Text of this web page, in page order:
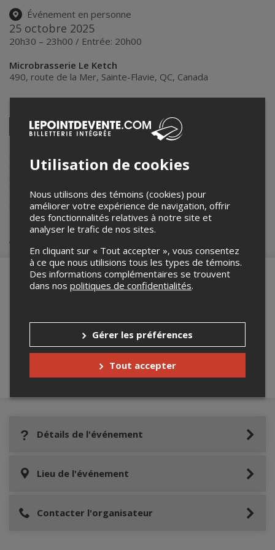
Événement en personne
25 octobre 2025
20h30 – 23h00 / Entrée: 20h00
Microbrasserie Le Ketch
490, route de la Mer, Sainte-Flavie, QC, Canada
Facebook
Twitter
LinkedinPinterestEnvoyer
Lepointdevente.com agit à titre de mandataire pour
Le Ketchdans le cadre de l’affichage en ligne et la vente de billets
contacter l’organisateur de l’événement,Microbrasserie Le Ketch
Info@leketch.com.
Achat de billets
robot ci-bas.
Détails de l'événement
Lieu de l'événement
Contacter l'organisateur
Utilisation de cookies
Nous utilisons des témoins (cookies) pour
améliorer votre expérience de navigation, offrir
des fonctionnalités relatives à notre site et
analyser le trafic de nos sites.
En cliquant sur « Tout accepter », vous consentez
à ce que nous utilisions tous les types de témoins.
Des informations complémentaires se trouvent
dans nos politiques de confidentialités.
Gérer les préférences
Tout accepter